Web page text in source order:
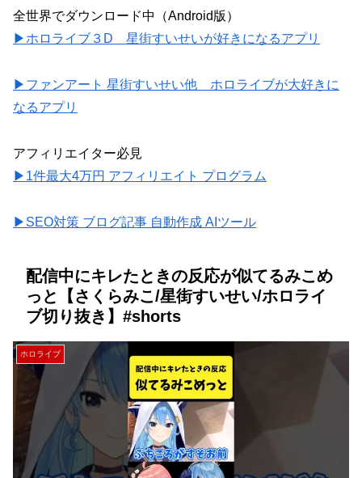
全世界でダウンロード中（Android版）
▶ホロライブ３D 星街すいせいが好きになるアプリ
▶ファンアート 星街すいせい他 ホロライブが大好きに
なるアプリ
アフィリエイター必見
▶1件最大4万円 アフィリエイト プログラム
▶SEO対策 ブログ記事 自動作成 AIツール
配信中にキレたときの反応が似てるみこめ
っと【さくらみこ/星街すいせい/ホロライ
ブ切り抜き】#shorts
ホロライブ